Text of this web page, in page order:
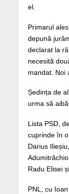
el.
Primarul
depună
declarat la
necesită
mandat. Noi
Ședința de
urma să
Lista PSD,
cuprinde în
Darius
Radu Elisei
PNL, cu